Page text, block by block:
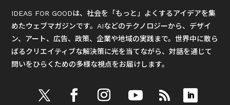
IDEAS FOR GOODは、社会を「もっと」よくするアイデアを集
めたウェブマガジンです。AIなどのテクノロジーから、デザイ
ン、アート、広告、政策、企業や地域の実践まで。世界中に散ら
ばるクリエイティブな解決策に光を当てながら、対話を通じて
問いをひらくための多様な視点をお届けします。